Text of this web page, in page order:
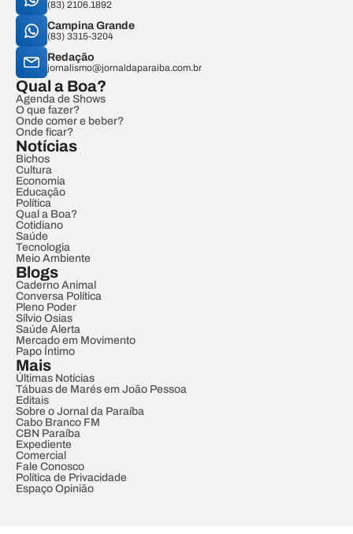
(83) 2106.1892
Campina Grande
(83) 3315-3204
Redação
jornalismo@jornaldaparaiba.com.br
Qual a Boa?
Agenda de Shows
O que fazer?
Onde comer e beber?
Onde ficar?
Notícias
Bichos
Cultura
Economia
Educação
Política
Qual a Boa?
Cotidiano
Saúde
Tecnologia
Meio Ambiente
Blogs
Caderno Animal
Conversa Política
Pleno Poder
Sílvio Osias
Saúde Alerta
Mercado em Movimento
Papo Íntimo
Mais
Últimas Notícias
Tábuas de Marés em João Pessoa
Editais
Sobre o Jornal da Paraíba
Cabo Branco FM
CBN Paraíba
Expediente
Comercial
Fale Conosco
Política de Privacidade
Espaço Opinião